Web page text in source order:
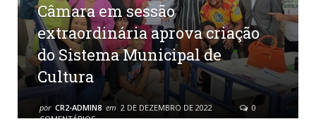
Câmara em sessão
extraordinária aprova criação
do Sistema Municipal de
Cultura
por CR2-ADMIN8 em 2 DE DEZEMBRO DE 2022
0
COMENTÁRIOS